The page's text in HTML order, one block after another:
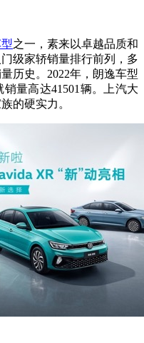
之一，素来以卓越品质和
级家轿销量排行前列，多
历史。2022年，朗逸车型
量高达41501辆。上汽大
的硬实力。